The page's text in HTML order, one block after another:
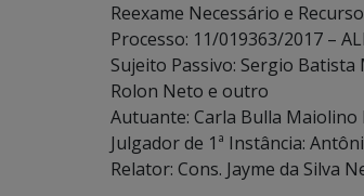
Reexame Necessário e
Processo: 11/019363/2017 –
Sujeito Passivo: Sergio Batista
Rolon Neto e outro
Autuante: Carla Bulla Maiolino
Julgador de 1ª Instância:
Relator: Cons. Jayme da Silva